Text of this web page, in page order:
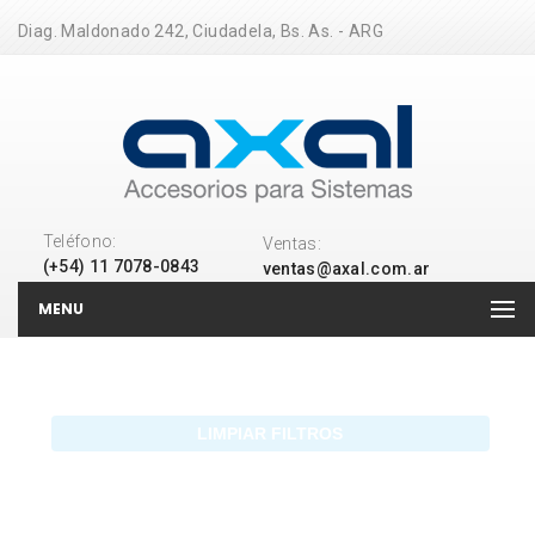
Diag. Maldonado 242, Ciudadela, Bs. As. - ARG
Teléfono:
(+54) 11 7078-0843
Ventas:
ventas@axal.com.ar
MENU
LIMPIAR FILTROS